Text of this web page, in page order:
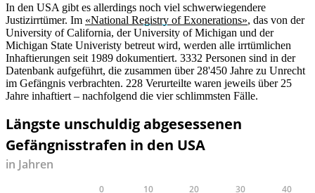
In den USA gibt es allerdings noch viel schwerwiegendere
Justizirrtümer. Im «National Registry of Exonerations», das von der
University of California, der University of Michigan und der
Michigan State Univeristy betreut wird, werden alle irrtümlichen
Inhaftierungen seit 1989 dokumentiert. 3332 Personen sind in der
Datenbank aufgeführt, die zusammen über 28'450 Jahre zu Unrecht
im Gefängnis verbrachten. 228 Verurteilte waren jeweils über 25
Jahre inhaftiert – nachfolgend die vier schlimmsten Fälle.